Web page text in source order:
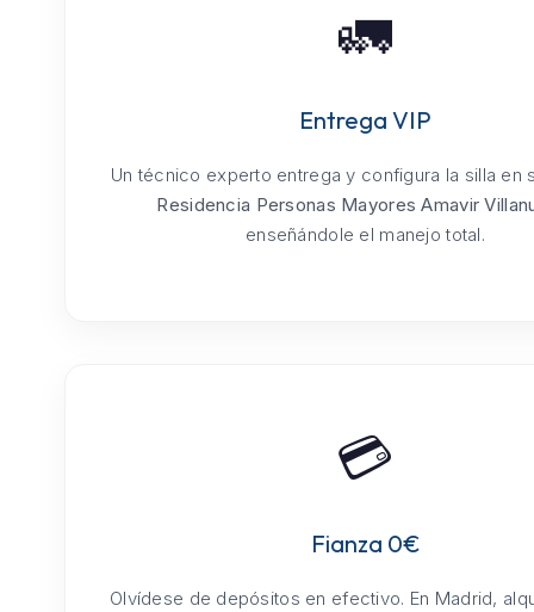
🚛
Entrega VIP
Un técnico experto entrega y configura la silla en
Residencia Personas Mayores Amavir
enseñándole el manejo total.
💳
Fianza 0€
Olvídese de depósitos en efectivo. En Madrid,